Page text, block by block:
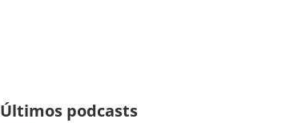
Últimos podcasts